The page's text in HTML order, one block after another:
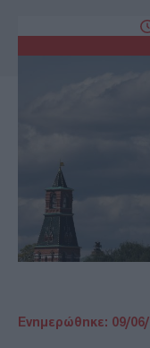
ΑΡΘΡΟΓΡΑΦΙΑ
Ενημερώθηκε: 09/06/